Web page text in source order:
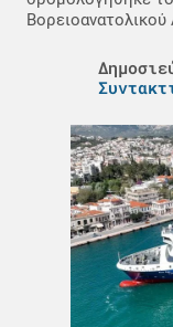
Βορειοανατολικού